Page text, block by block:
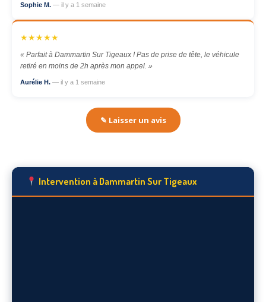
Sophie M. — il y a 1 semaine
★★★★★
« Parfait à Dammartin Sur Tigeaux ! Pas de prise de tête, le véhicule
retiré en moins de 2h après mon appel. »
Aurélie H. — il y a 1 semaine
✎ Laisser un avis
Intervention à Dammartin Sur Tigeaux